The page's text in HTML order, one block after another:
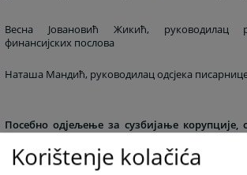
Весна Јовановић Жикић, руководилац
финансијских послова
Наташа Мандић, руководилац одсјека
Посебно одјељење за сузбијање корупције,
најтежих облика привредног криминала:
Korištenje kolačića